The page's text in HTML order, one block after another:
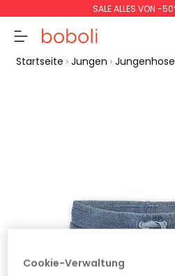
SALE ALLES VON -
Startseite Jungen
Cookie-Verwaltung